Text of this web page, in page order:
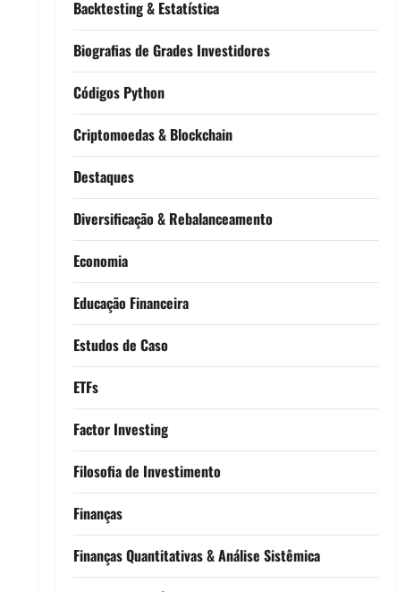
Backtesting & Estatística
Biografias de Grades Investidores
Códigos Python
Criptomoedas & Blockchain
Destaques
Diversificação & Rebalanceamento
Economia
Educação Financeira
Estudos de Caso
ETFs
Factor Investing
Filosofia de Investimento
Finanças
Finanças Quantitativas & Análise Sistêmica